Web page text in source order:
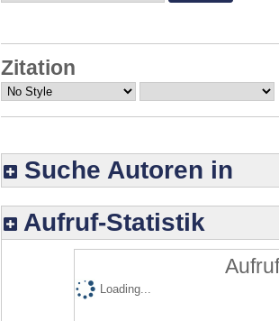
Zitation
Suche Autoren in
Aufruf-Statistik
Loading...